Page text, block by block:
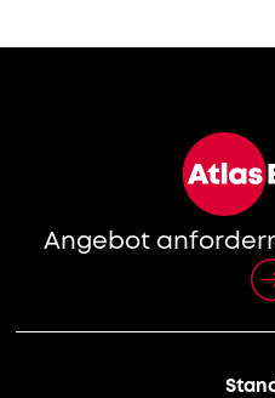
Angebot